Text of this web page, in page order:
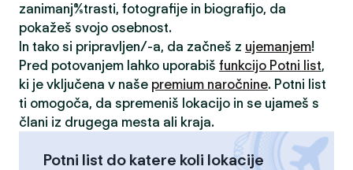
zanimanja/strasti, fotografije in biografijo, da
pokažeš svojo osebnost.
In tako si pripravljen/-a, da začneš z ujemanjem!
Pred potovanjem lahko uporabiš funkcijo Potni list,
ki je vključena v naše premium naročnine. Potni list
ti omogoča, da spremeniš lokacijo in se ujameš s
člani iz drugega mesta ali kraja.
Potni list do katere koli lokacije